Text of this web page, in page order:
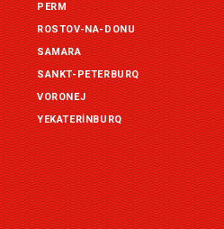
ул. Бисертская, д.1)
ул. Родины, д. 2)
д. 19Б )
PERM
ROSTOV-NA-DONU
SAMARA
SANKT-PETERBURQ
VORONEJ
YEKATERINBURQ